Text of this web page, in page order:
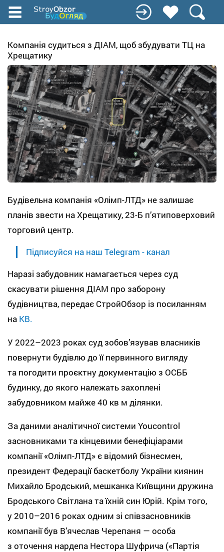
Перейти
содержанию
Компанія судиться з ДІАМ, щоб збудувати ТЦ на
Хрещатику
Будівельна компанія «Олімп-ЛТД» не залишає
планів звести на Хрещатику, 23-Б пʼятиповерховий
торговий центр.
Підписуйся на наш Telegram - канал
Наразі забудовник намагається через суд
скасувати рішення ДІАМ про заборону
будівництва, передає СтройОбзор із посиланням
на КВ.
У 2022–2023 роках суд зобов’язував власників
повернути будівлю до її первинного вигляду
та погодити проєктну документацію з ОСББ
будинку, до якого належать захоплені
забудовником майже 40 кв м ділянки.
За даними аналітичної системи Youcontrol
засновниками та кінцевими бенефіціарами
компанії «Олімп-ЛТД» є відомий бізнесмен,
президент Федерації баскетболу України киянин
Михайло Бродський, мешканка Київщини дружина
Бродського Світлана та їхній син Юрій. Крім того,
у 2010–2016 роках одним зі співзасновників
компанії був В’ячеслав Черепаня — особа
з оточення нардепа Нестора Шуфрича («Партія